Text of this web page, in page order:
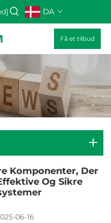
DA
Få et tilbud
Komponenter, Der
Og Sikre
06-16